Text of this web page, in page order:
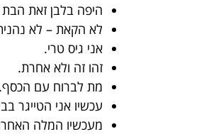
היפה בלבן זאת
לא הקאת – לא
אני גיס טרי.
זהו זה ולא אחרת.
מת לברוח עם הכסף.
עכשיו אני הטייגר
מעכשיו המלה